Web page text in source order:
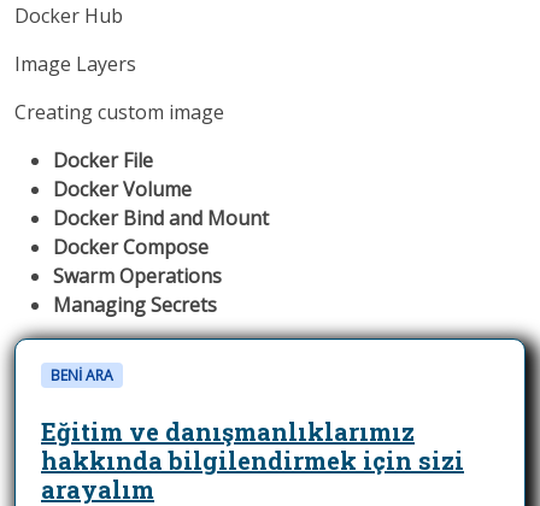
Docker Hub
Image Layers
Creating custom image
Docker File
Docker Volume
Docker Bind and Mount
Docker Compose
Swarm Operations
Managing Secrets
BENİ ARA
Eğitim ve danışmanlıklarımız
hakkında bilgilendirmek için sizi
arayalım